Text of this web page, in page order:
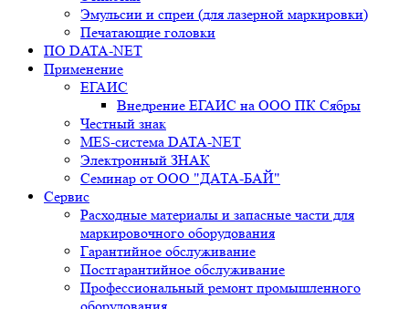
Эмульсии и спреи (для лазерной маркировки)
Печатающие головки
ПО DATA-NET
Применение
ЕГАИС
Внедрение ЕГАИС на ООО ПК Сябры
Честный знак
MES-система DATA-NET
Электронный ЗНАК
Семинар от ООО "ДАТА-БАЙ"
Сервис
Расходные материалы и запасные части для
маркировочного оборудования
Гарантийное обслуживание
Постгарантийное обслуживание
Профессиональный ремонт промышленного